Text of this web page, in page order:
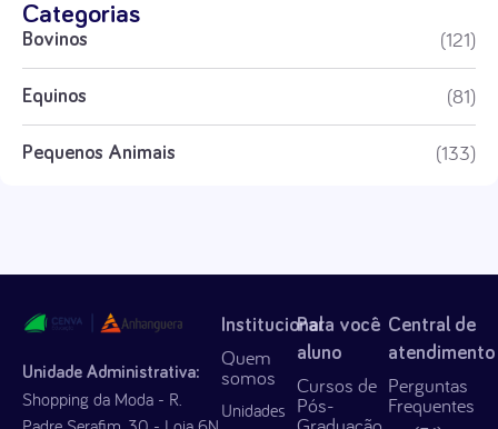
Categorias
Bovinos (121)
Equinos (81)
Pequenos Animais (133)
Unidade Administrativa:
Shopping da Moda - R.
Institucional
Quem
somos
Unidades
Para você
aluno
Cursos de
Pós-
Central de
atendimento
Perguntas
Frequentes